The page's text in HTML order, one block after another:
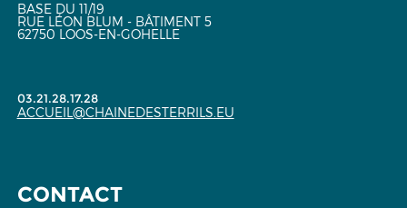
BASE DU 11/19
RUE LÉON BLUM - BÂTIMENT 5
62750 LOOS-EN-GOHELLE
03.21.28.17.28
ACCUEIL@CHAINEDESTERRILS.EU
CONTACT